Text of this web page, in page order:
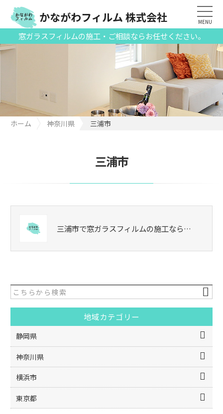
窓ガラスフィルムの施工・ご相談ならお任せください。
かながわフィルム 株式会社 MENU
ホーム 神奈川県 三浦市
三浦市
三浦市で窓ガラスフィルムの施工なら…
地域カテゴリー
静岡県
神奈川県
横浜市
東京都